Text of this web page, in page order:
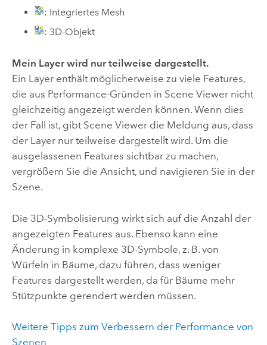
: Integriertes Mesh
: 3D-Objekt
Mein Layer wird nur teilweise dargestellt.
Ein Layer enthält möglicherweise zu viele Features,
die aus Performance-Gründen in Scene Viewernicht
gleichzeitig angezeigt werden können. Wenn dies
der Fall ist, gibt Scene Viewerdie Meldung aus, dass
der Layer nur teilweise dargestellt wird. Um die
ausgelassenen Features sichtbar zu machen,
vergrößern Sie die Ansicht, und navigieren Sie in der
Szene.
Die 3D-Symbolisierung wirkt sich auf die Anzahl der
angezeigten Features aus. Ebenso kann eine
Änderung in komplexe 3D-Symbole, z. B. von
Würfeln in Bäume, dazu führen, dass weniger
Features dargestellt werden, da für Bäume mehr
Stützpunkte gerendert werden müssen.
Weitere Tipps zum Verbessern der Performance von
Szenen